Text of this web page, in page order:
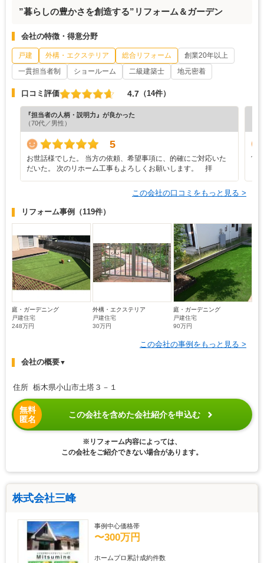
”暮らしの豊かさを創造する”リフォーム＆ガーデン
会社の特徴・得意分野
戸建 外構・エクステリア 総合リフォーム
創業20年以上
一貫担当者制
ショールーム 二級建築士 地元密着
口コミ評価 4.7 （14件）
『担当者の人柄・説明力』が良かった
（70代／男性）
5
お世話様でした。 当方の依頼、希望事項に、的確にご対応いた
だいた。 次のリホーム工事もよろしくお願いします。 拝
営
この会社の口コミをもっと見る >
リフォーム事例 （119件）
庭・ガーデニング
戸建住宅
248万円
外構・エクステリア
戸建住宅
30万円
庭・ガーデニング
戸建住宅
90万円
この会社の事例をもっと見る >
会社の概要▼
住所 栃木県小山市土塔３－１
無料
匿名
この会社を含めた会社紹介を申込む
※リフォーム内容によっては、
この会社をご紹介できない場合があります。
株式会社三峰
事例中心価格帯
〜300万円
ホームプロ累計成約件数